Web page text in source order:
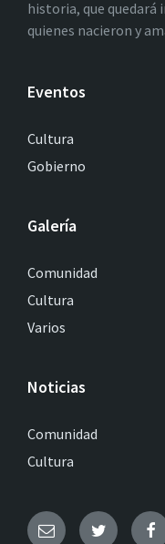
historia, que quedará
quienes nacieron y
Eventos
Cultura
Gobierno
Galería
Comunidad
Cultura
Varios
Noticias
Comunidad
Cultura